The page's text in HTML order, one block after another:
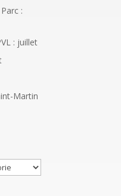
:
: juillet
Martin